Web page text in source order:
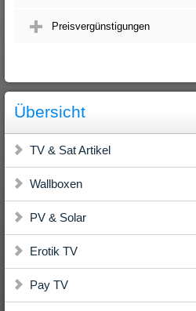
Preisvergünstigungen
Übersicht
TV & Sat Artikel
Wallboxen
PV & Solar
Erotik TV
Pay TV